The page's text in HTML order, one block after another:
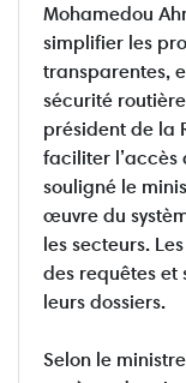
Mohamedou
simplifier les
transparentes,
sécurité
président de la
faciliter l’accès
souligné le
œuvre du
les secteurs.
des requêtes et
leurs dossiers.
Selon le